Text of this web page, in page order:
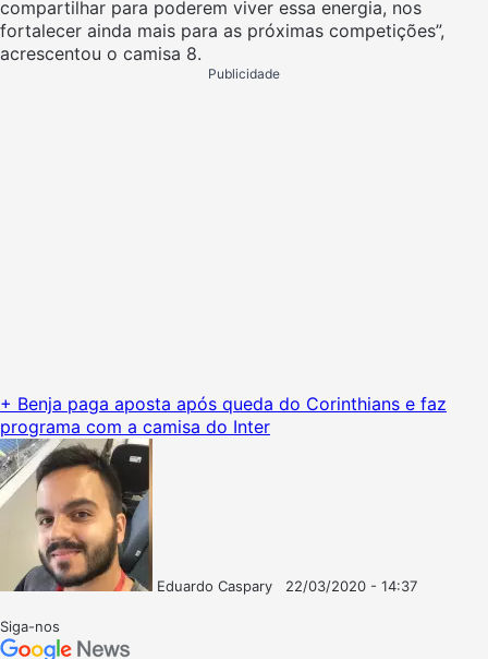
compartilhar para poderem viver essa energia, nos
fortalecer ainda mais para as próximas competições”,
acrescentou o camisa 8.
Publicidade
+ Benja paga aposta após queda do Corinthians e faz
programa com a camisa do Inter
Eduardo Caspary
22/03/2020 - 14:37
Siga-nos